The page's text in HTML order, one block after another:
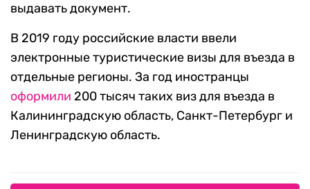
выдавать документ.
В 2019 году российские власти ввели
электронные туристические визы для въезда в
отдельные регионы. За год иностранцы
оформили 200 тысяч таких виз для въезда в
Калининградскую область, Санкт-Петербург и
Ленинградскую область.